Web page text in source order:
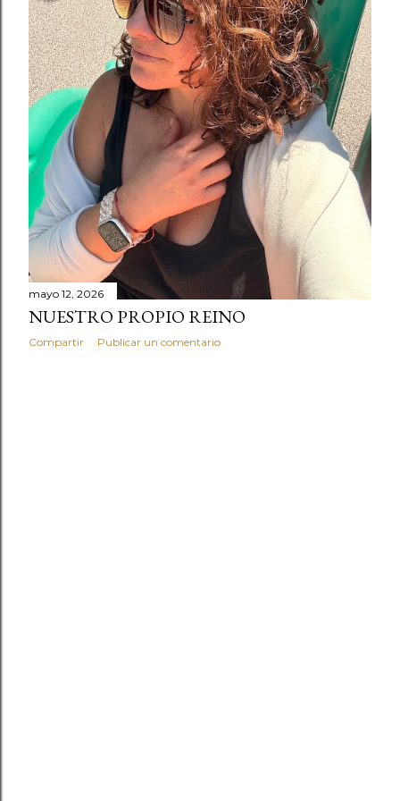
s
mayo 12, 2026
NUESTRO PROPIO REINO
Compartir Publicar un comentario